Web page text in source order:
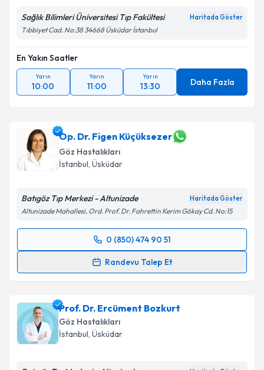
'ni okudum ve kişisel verilerimin belirtilen
kapsamda işlenmesini kabul ediyorum.
Sağlık Bilimleri Üniversitesi Tıp Fakültesi Haritada Göster
Tıbbiyet Cad. No:38 34668 Üsküdar İstanbul
En Yakın Saatler
Yarın
10:00
Yarın
11:00
Yarın
13:30 Daha Fazla
Op. Dr. Figen Küçüksezer
Göz Hastalıkları
İstanbul, Üsküdar
Batıgöz Tıp Merkezi - Altunizade Haritada Göster
Altunizade Mahallesi, Ord. Prof. Dr. Fahrettin Kerim Gökay Cd. No:15
0 (850) 474 90 51
Randevu Talep Et
Randevu Takvimi Talebi
takvim hazırlandığında e-posta ile bilgilendireceğiz.
E-posta Adresiniz
Prof. Dr. Ercüment Bozkurt
Göz Hastalıkları
İstanbul, Üsküdar